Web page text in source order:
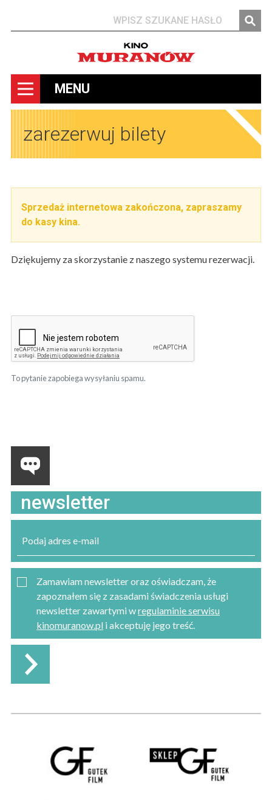
MENU
zarezerwuj bilety
Sprzedaż internetowa zakończona, zapraszamy
do kasy kina.
Dziękujemy za skorzystanie z naszego systemu rezerwacji.
To pytanie zapobiega wysyłaniu spamu.
newsletter
Zamawiam newsletter oraz oświadczam, że
zapoznałem się z zasadami świadczenia usługi
newsletter zawartymi wregulaminie serwisu
kinomuranow.pl i akceptuję jego treść.